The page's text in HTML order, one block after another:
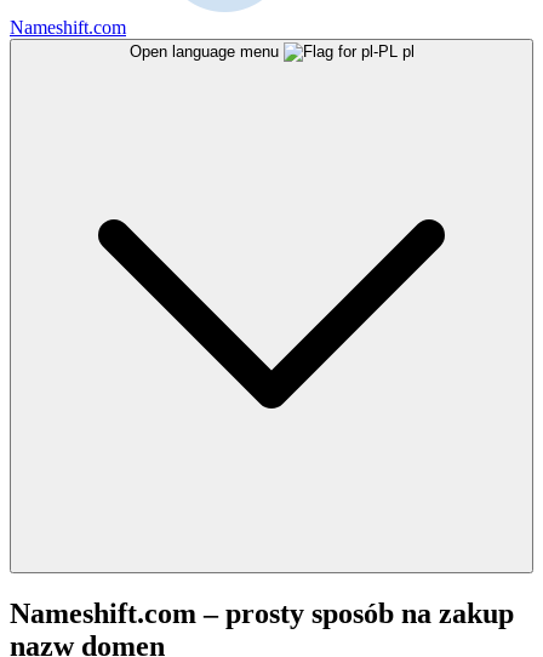
Nameshift.com
Open language menu pl
Nameshift.com – prosty sposób na zakup
nazw domen